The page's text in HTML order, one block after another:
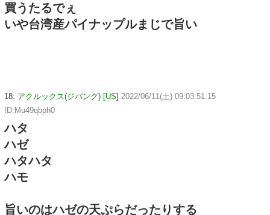
買うたるでぇ
いや台湾産パイナップルまじで旨い
18: アクルックス(ジパング) [US] 2022/06/11(土) 09:03:51.15
ID:Mu49qbph0
ハタ
ハゼ
ハタハタ
ハモ
旨いのはハゼの天ぷらだったりする